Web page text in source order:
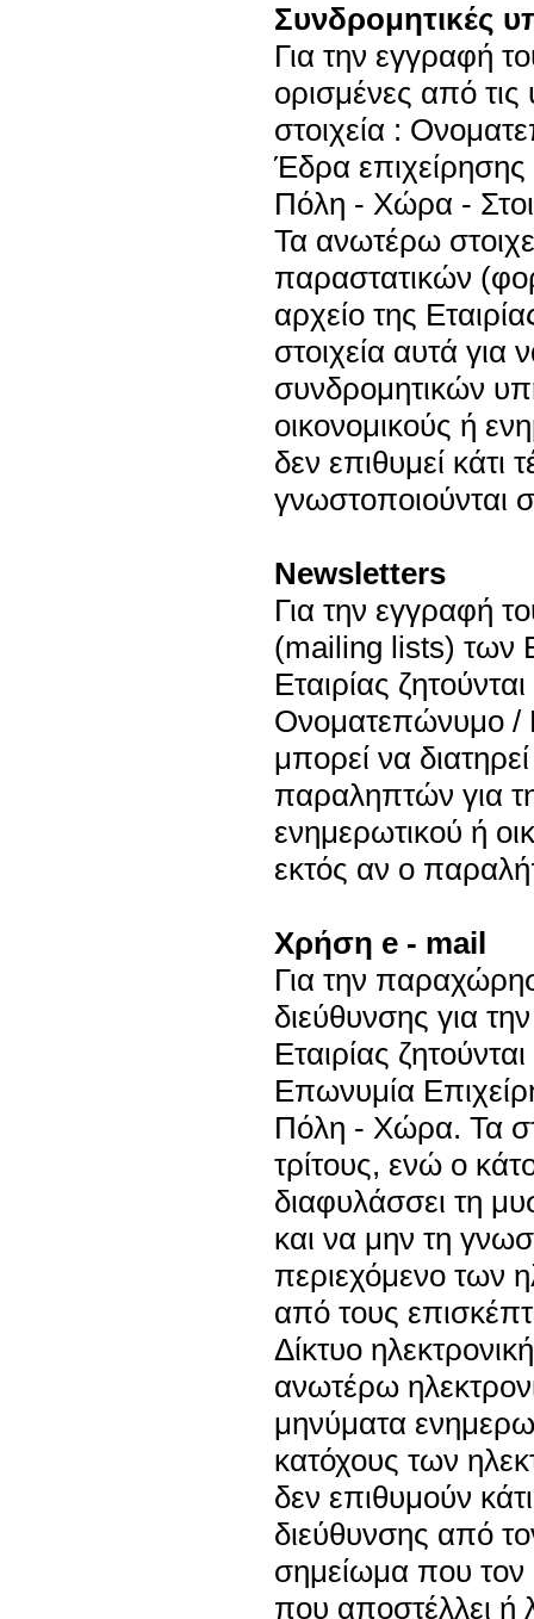
Συνδρομητικές
Για την εγγραφή
ορισμένες από τις
στοιχεία :
Έδρα
Πόλη - Χώρα -
Τα ανωτέρω
παραστατικών
αρχείο της
στοιχεία αυτά
συνδρομητικών
οικονομικούς ή
δεν επιθυμεί κάτι
γνωστοποιούνται
Newsletters
Για την εγγραφή
(mailing lists) των
Εταιρίας
Ονοματεπώνυμο /
μπορεί να
παραληπτών για
ενημερωτικού ή
εκτός αν ο
Χρήση e - mail
Για την
διεύθυνσης για
Εταιρίας
Επωνυμία
Πόλη - Χώρα. Τα
τρίτους, ενώ ο
διαφυλάσσει τη
και να μην τη
περιεχόμενο των
από τους
Δίκτυο
ανωτέρω
μηνύματα
κατόχους των
δεν επιθυμούν
διεύθυνσης από
σημείωμα που τον
που αποστέλλει ή